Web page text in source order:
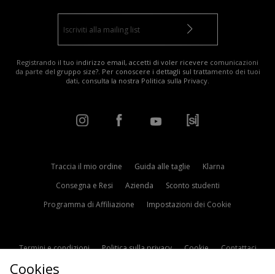
Registrando il tuo indirizzo email, accetti di voler ricevere comunicazioni
da parte del gruppo size?. Per conoscere i dettagli sul trattamento dei tuoi
dati, consulta la nostra Politica sulla Privacy.
Traccia il mio ordine Guida alle taglie
Klarna
Consegna e Resi
Azienda
Sconto studenti
Programma di Affiliazione
Impostazioni dei Cookie
Termini e condizioni Politica sulla privacy Cookie
Contattaci
Cookies